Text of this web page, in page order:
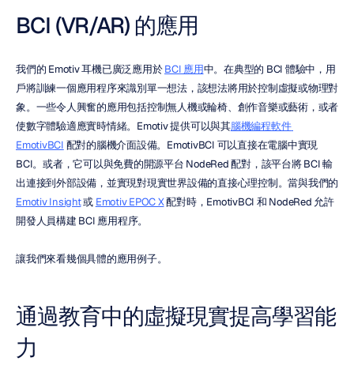
BCI (VR/AR) 的應用
我們的 Emotiv 耳機已廣泛應用於 BCI 應用中。在典型的 BCI 體驗中，用
戶將訓練一個應用程序來識別單一想法，該想法將用於控制虛擬或物理對
象。一些令人興奮的應用包括控制無人機或輪椅、創作音樂或藝術，或者
使數字體驗適應實時情緒。Emotiv 提供可以與其腦機編程軟件
EmotivBCI 配對的腦機介面設備。EmotivBCI 可以直接在電腦中實現
BCI。或者，它可以與免費的開源平台 NodeRed 配對，該平台將 BCI 輸
Emotiv Insight 或 Emotiv EPOC X 配對時，EmotivBCI 和 NodeRed 允許
開發人員構建 BCI 應用程序。
讓我們來看幾個具體的應用例子。
通過教育中的虛擬現實提高學習能
力